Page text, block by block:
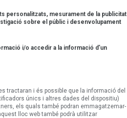
personalitzats, mesurament de la publicitat
sobre el públic i desenvolupament
i/o accedir a la informació d’un
tractaran i és possible que la informació del
únics i altres dades del dispositiu)
els quals també podran emmagatzemar-
lloc web també podrà utilitzar